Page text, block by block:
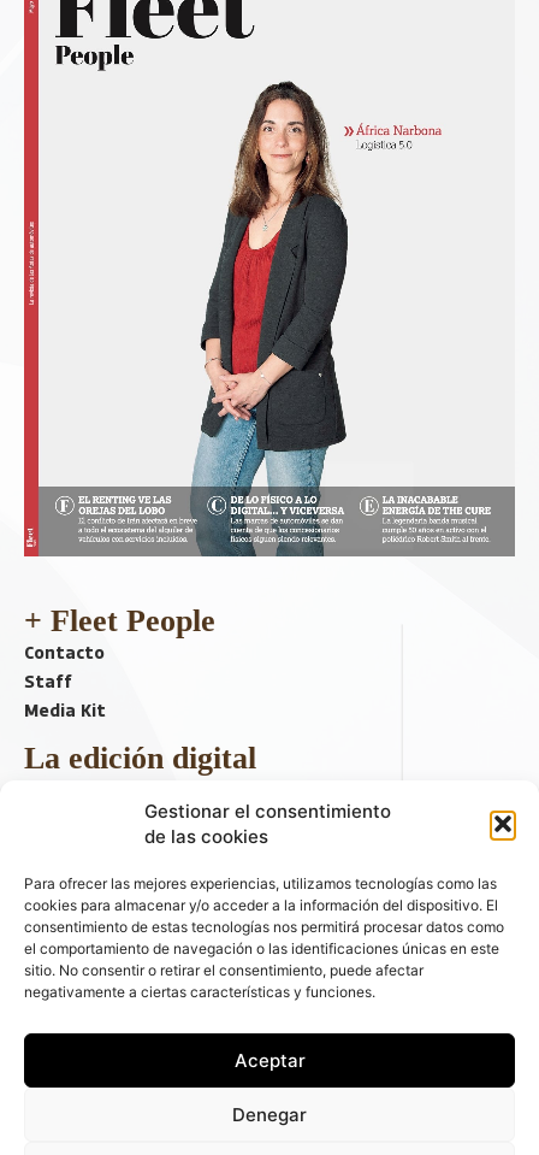
Gestionar el consentimiento
de las cookies
Para ofrecer las mejores experiencias, utilizamos tecnologías como las
cookies para almacenar y/o acceder a la información del dispositivo. El
consentimiento de estas tecnologías nos permitirá procesar datos como
el comportamiento de navegación o las identificaciones únicas en este
sitio. No consentir o retirar el consentimiento, puede afectar
negativamente a ciertas características y funciones.
Aceptar
Denegar
+ Fleet People
Contacto
Staff
Media Kit
La edición digital
Descargar último ejemplar
ir a hemeroteca
+ Contenido en redes sociales
automóviles - C/ Fernández de la Hoz 70, 1ºB - 28003 - Madrid